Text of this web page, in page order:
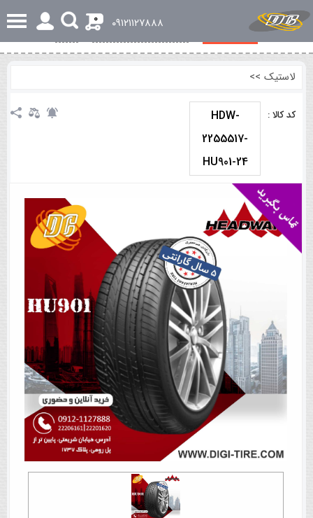
٠٩١٢١١٢٧٨٨٨ 0
مشخصات کلی بررسی تخصصی و اجمالی نظرات
لاستیک >>
کد کالا :
HDW-
2255517-
HU901-24